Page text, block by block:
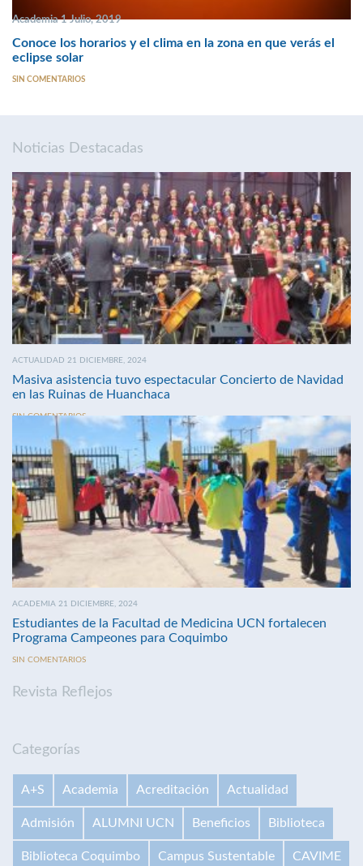
Academia 1 Julio, 2019
Conoce los horarios y el clima en la zona en que verás el
eclipse solar
SIN COMENTARIOS
Noticias Destacadas
ACTUALIDAD 21 DICIEMBRE, 2024
Masiva asistencia tuvo espectacular Concierto de Navidad
en las Ruinas de Huanchaca
SIN COMENTARIOS
ACADEMIA 21 DICIEMBRE, 2024
Estudiantes de la Facultad de Medicina UCN fortalecen
Programa Campeones para Coquimbo
SIN COMENTARIOS
Revista Reflejos
Categorías
A+S Academia Acreditación Actualidad
Admisión ALUMNI UCN Beneficios Biblioteca
Biblioteca Coquimbo Campus Sustentable CAVIME